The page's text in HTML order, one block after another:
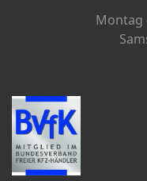
Montag